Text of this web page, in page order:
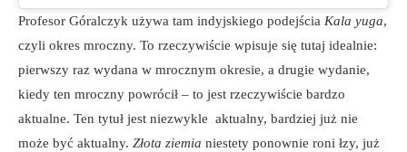
Profesor Góralczyk używa tam indyjskiego podejścia Kala yuga,
czyli okres mroczny. To rzeczywiście wpisuje się tutaj idealnie:
pierwszy raz wydana w mrocznym okresie, a drugie wydanie,
kiedy ten mroczny powrócił – to jest rzeczywiście bardzo
aktualne. Ten tytuł jest niezwykle aktualny, bardziej już nie
może być aktualny. Złota ziemia niestety ponownie roni łzy, już